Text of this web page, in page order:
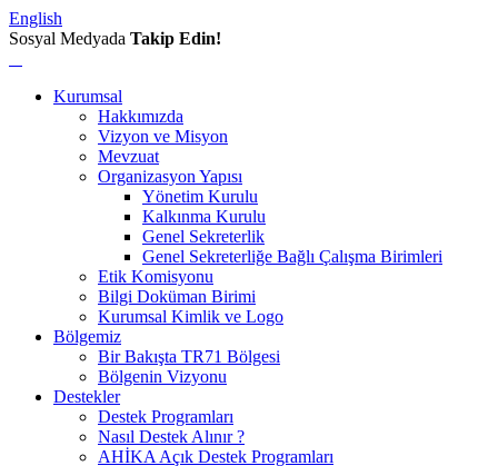
English
Sosyal Medyada Takip Edin!
Kurumsal
Hakkımızda
Vizyon ve Misyon
Mevzuat
Organizasyon Yapısı
Yönetim Kurulu
Kalkınma Kurulu
Genel Sekreterlik
Genel Sekreterliğe Bağlı Çalışma Birimleri
Etik Komisyonu
Bilgi Doküman Birimi
Kurumsal Kimlik ve Logo
Bölgemiz
Bir Bakışta TR71 Bölgesi
Bölgenin Vizyonu
Destekler
Destek Programları
Nasıl Destek Alınır ?
AHİKA Açık Destek Programları